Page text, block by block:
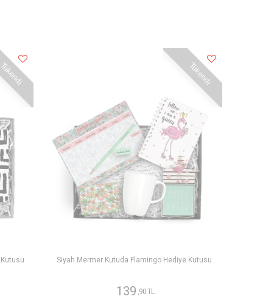
Tükendi
Siyah Mermer Kutuda Flamingo Hediye Kutusu
139 ,90 TL